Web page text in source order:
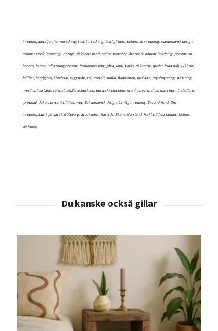
Inredningsdetaljer, heminredning, rustik inredning, lantligt hem, bohemisk inredning, skandinavisk design,
minimalistisk inredning, vintage, dekorera med, online, webshop, återbruk, hållbar inredning, present till
honom, henne, inflyttningspresent, bröllopspresent, gåva, unik, tidlös, dekorativ, ljusfat, fruktskål, exklusiv,
hållbar, handgjord, återbruk, väggskåp, trä, metall, stilfull, funktionell, ljuslykta, mysbelysning, stämning,
mysljus, ljusstake, värmeljushållare,ljuskopp, ljusstake blockljus, kronljus, värmeljus, maxi-ljus, ljushållare,
prydnad, dekor, present till hemmet. Sakndinavisk design. Lantlig inredning. Second Hand. Din
inredningsbutik på nätet. Göteborg. Stockholm. Härryda. Skåne. Norrland. Frakt till hela landet. Online.
Webshop.